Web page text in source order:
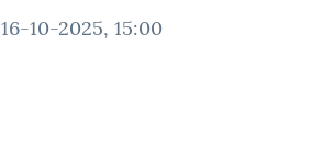
16-10-2025, 15:00